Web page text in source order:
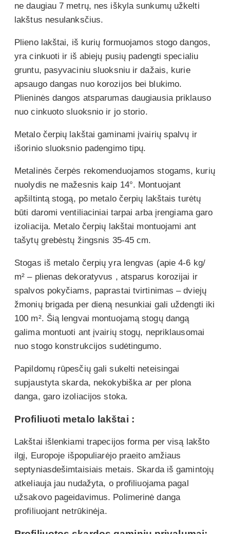
ne daugiau 7 metrų, nes iškyla sunkumų užkelti
lakštus nesulanksčius.
Plieno lakštai, iš kurių formuojamos stogo dangos,
yra cinkuoti ir iš abiejų pusių padengti specialiu
gruntu, pasyvaciniu sluoksniu ir dažais, kurie
apsaugo dangas nuo korozijos bei blukimo.
Plieninės dangos atsparumas daugiausia priklauso
nuo cinkuoto sluoksnio ir jo storio.
Metalo čerpių lakštai gaminami įvairių spalvų ir
išorinio sluoksnio padengimo tipų.
Metalinės čerpės rekomenduojamos stogams, kurių
nuolydis ne mažesnis kaip 14°. Montuojant
apšiltintą stogą, po metalo čerpių lakštais turėtų
būti daromi ventiliaciniai tarpai arba įrengiama garo
izoliacija. Metalo čerpių lakštai montuojami ant
tašytų grebėstų žingsnis 35-45 cm.
Stogas iš metalo čerpių yra lengvas (apie 4-6 kg/
m² – plienas dekoratyvus , atsparus korozijai ir
spalvos pokyčiams, paprastai tvirtinimas – dviejų
žmonių brigada per dieną nesunkiai gali uždengti iki
100 m². Šią lengvai montuojamą stogų dangą
galima montuoti ant įvairių stogų, nepriklausomai
nuo stogo konstrukcijos sudėtingumo.
Papildomų rūpesčių gali sukelti neteisingai
supjaustyta skarda, nekokybiška ar per plona
danga, garo izoliacijos stoka.
Profiliuoti metalo lakštai :
Lakštai išlenkiami trapecijos forma per visą lakšto
ilgį, Europoje išpopuliarėjo praeito amžiaus
septyniasdešimtaisiais metais. Skarda iš gamintojų
atkeliauja jau nudažyta, o profiliuojama pagal
užsakovo pageidavimus. Polimerinė danga
profiliuojant netrūkinėja.